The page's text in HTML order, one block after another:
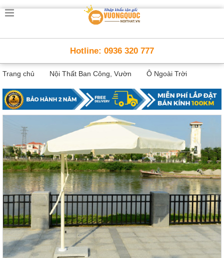
Trang
Thông
Minh
thất
thông
minh
Nội
Thất
Trẻ
Em
Giường
tầng,
bàn
học, tủ
sách
Nội
Thất
Phòng
Khách
Hotline: 0936 320 777
Trang chủ Nội Thất Ban Công, Vườn Ô Ngoài Trời